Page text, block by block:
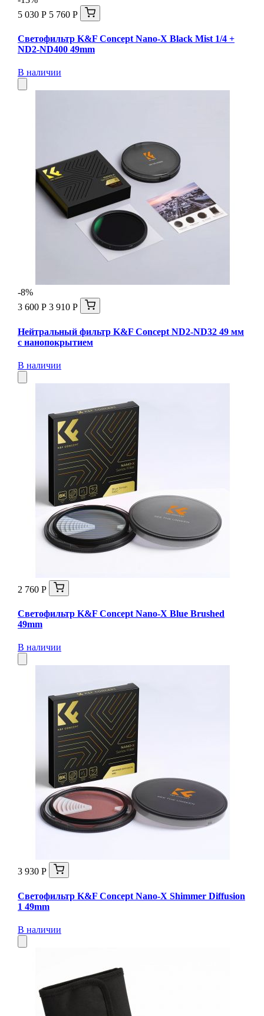
5 030 Р 5 760 Р
Светофильтр K&F Concept Nano-X Black Mist 1/4 +
ND2-ND400 49mm
В наличии
-8%
3 600 Р 3 910 Р
Нейтральный фильтр K&F Concept ND2-ND32 49 мм
с нанопокрытием
В наличии
2 760 Р
Светофильтр K&F Concept Nano-X Blue Brushed
49mm
В наличии
3 930 Р
Светофильтр K&F Concept Nano-X Shimmer Diffusion
1 49mm
В наличии